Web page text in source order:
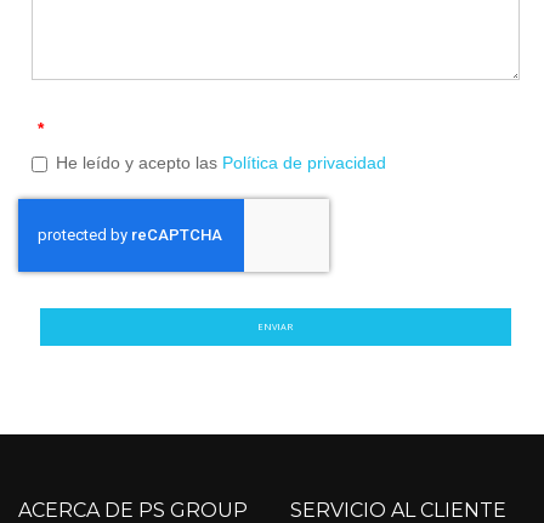
*
He leído y acepto las Política de privacidad
ENVIAR
ACERCA DE PS GROUP SERVICIO AL CLIENTE